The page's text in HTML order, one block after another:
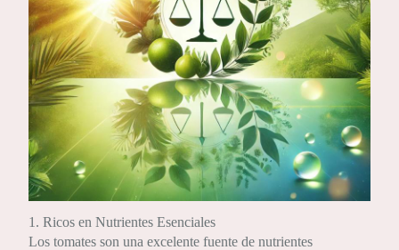
1. Ricos en Nutrientes Esenciales
Los tomates son una excelente fuente de nutrientes